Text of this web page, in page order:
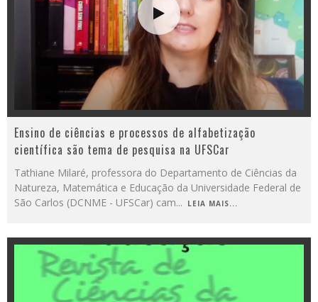
Ensino de ciências e processos de alfabetização
científica são tema de pesquisa na UFSCar
Tathiane Milaré, professora do Departamento de Ciências da
Natureza, Matemática e Educação da Universidade Federal de
São Carlos (DCNME - UFSCar) cam... LEIA MAIS...